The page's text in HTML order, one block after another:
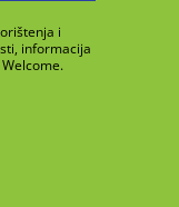
i
informacija